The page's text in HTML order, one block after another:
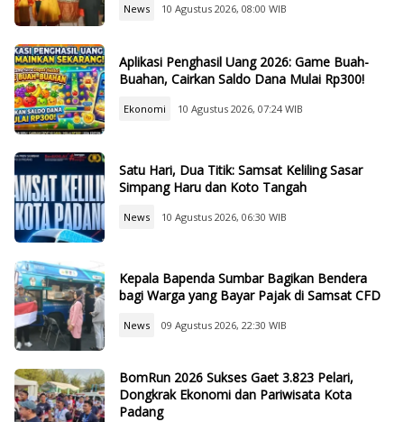
News 10 Agustus 2026, 08:00 WIB
Aplikasi Penghasil Uang 2026: Game Buah-
Buahan, Cairkan Saldo Dana Mulai Rp300!
Ekonomi 10 Agustus 2026, 07:24 WIB
Satu Hari, Dua Titik: Samsat Keliling Sasar
Simpang Haru dan Koto Tangah
News 10 Agustus 2026, 06:30 WIB
Kepala Bapenda Sumbar Bagikan Bendera
bagi Warga yang Bayar Pajak di Samsat CFD
News 09 Agustus 2026, 22:30 WIB
BomRun 2026 Sukses Gaet 3.823 Pelari,
Dongkrak Ekonomi dan Pariwisata Kota
Padang